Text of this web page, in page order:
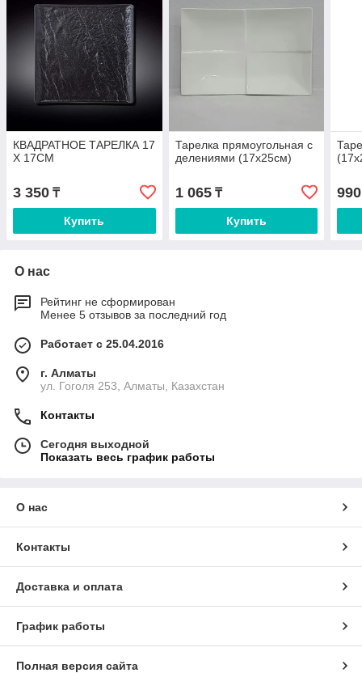
КВАДРАТНОЕ ТАРЕЛКА 17
X 17CM
3 350 ₸
Купить
Тарелка прямоугольная с
делениями (17х25см)
1 065₸
Купить
990
О нас
Рейтинг не сформирован
Менее 5 отзывов за последний год
Работает с 25.04.2016
г. Алматы
ул. Гоголя 253, Алматы, Казахстан
Контакты
Сегодня выходной
Показать весь график работы
О нас
Контакты
Доставка и оплата
График работы
Полная версия сайта